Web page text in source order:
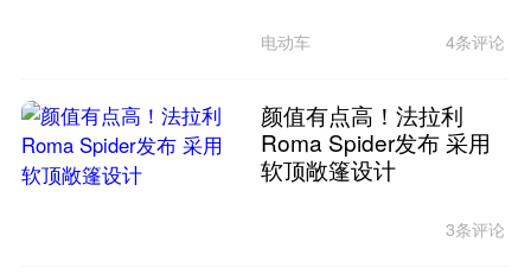
电动车 4条评论
颜值有点高！法拉利
Roma Spider发布 采用
软顶敞篷设计
3条评论